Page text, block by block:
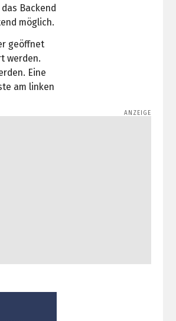
Backend
möglich.
geöffnet
werden.
Eine
am linken